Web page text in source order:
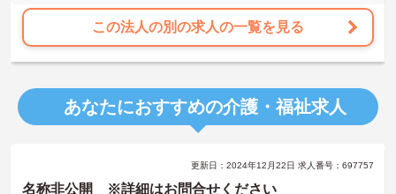
この法人の別の求人の一覧を見る
あなたにおすすめの介護・福祉求人
更新日：2024年12月22日 求人番号：697757
名称非公開 ※詳細はお問合せください